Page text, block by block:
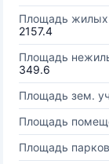
Площадь
2157.4
Площадь
349.6
Площадь зем.
Площадь
Площадь